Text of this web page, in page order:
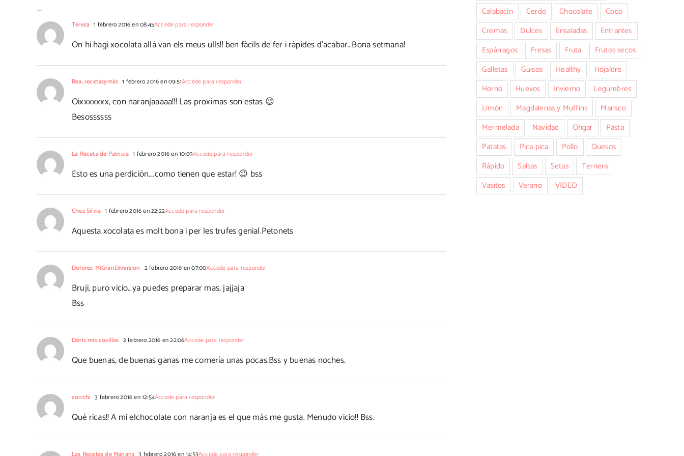
Teresa 1 febrero 2016 en 08:45Accede para responder
On hi hagi xocolata allà van els meus ulls!! ben fàcils de fer i ràpides d'acabar…Bona setmana!
Bea, recetasymás 1 febrero 2016 en 09:51Accede para responder
Oixxxxxxx, con naranjaaaaa!!! Las proximas son estas 😉
Besossssss
La Receta de Patricia 1 febrero 2016 en 10:03Accede para responder
Esto es una perdición….como tienen que estar! 😉 bss
Chez Silvia 1 febrero 2016 en 22:22Accede para responder
Aquesta xocolata es molt bona i per les trufes genial.Petonets
Dolores-MiGranDiversion 2 febrero 2016 en 07:00Accede para responder
Bruji, puro vicio…ya puedes preparar mas, jajjaja
Bss
Doris mis cosillas 2 febrero 2016 en 22:06Accede para responder
Que buenas, de buenas ganas me comería unas pocas.Bss y buenas noches.
conchi 3 febrero 2016 en 12:54Accede para responder
Qué ricas!! A mi elchocolate con naranja es el que más me gusta. Menudo vicio!! Bss.
Calabacín
Cerdo Chocolate
Coco
Cremas
Dulces Ensaladas
Entrantes
Espárragos
Fresas Fruta
Frutos secos
Galletas
Guisos Healthy
Hojaldre
Horno
Huevos Invierno
Legumbres
Limón
Magdalenas y Muffins
Marisco
Mermelada
Navidad Ohgar
Pasta
Patatas
Pica pica Pollo
Quesos
Rápido
Salsas Setas
Ternera
Vasitos
Verano VIDEO